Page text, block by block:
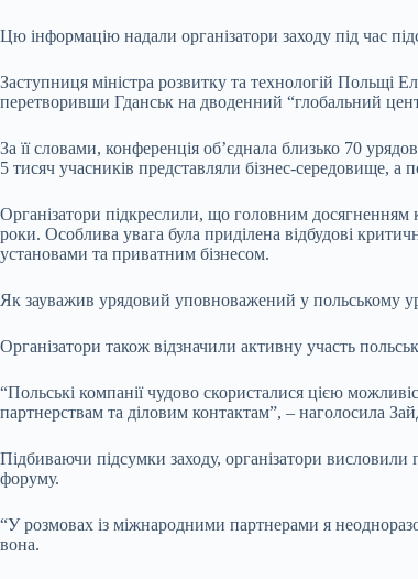
Цю інформацію надали організатори заходу під час
Заступниця міністра розвитку та технологій Польщі
перетворивши Гданськ на дводенний “глобальний
За її словами, конференція об’єднала близько 70
5 тисяч учасників представляли бізнес-середовище,
Організатори підкреслили, що головним досягненням
роки. Особлива увага була приділена відбудові
установами та приватним бізнесом.
Як зауважив урядовий уповноважений у польському
Організатори також відзначили активну участь
“Польські компанії чудово скористалися цією
партнерствам та діловим контактам”, – наголосила
Підбиваючи підсумки заходу, організатори
форуму.
“У розмовах із міжнародними партнерами я
вона.